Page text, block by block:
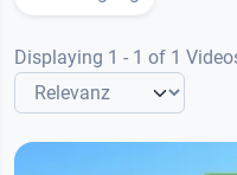
Displaying 1 - 1 of 1